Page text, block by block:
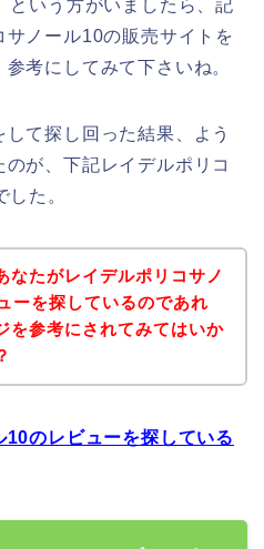
という方がいましたら、記
ノール10の販売サイトを
考にしてみて下さいね。
て探し回った結果、よう
が、下記レイデルポリコ
た。
なたがレイデルポリコサノ
ーを探しているのであれ
を参考にされてみてはいか
10のレビューを探している